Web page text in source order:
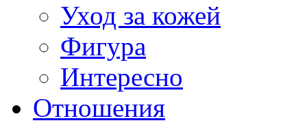
Уход за кожей
Фигура
Интересно
Отношения